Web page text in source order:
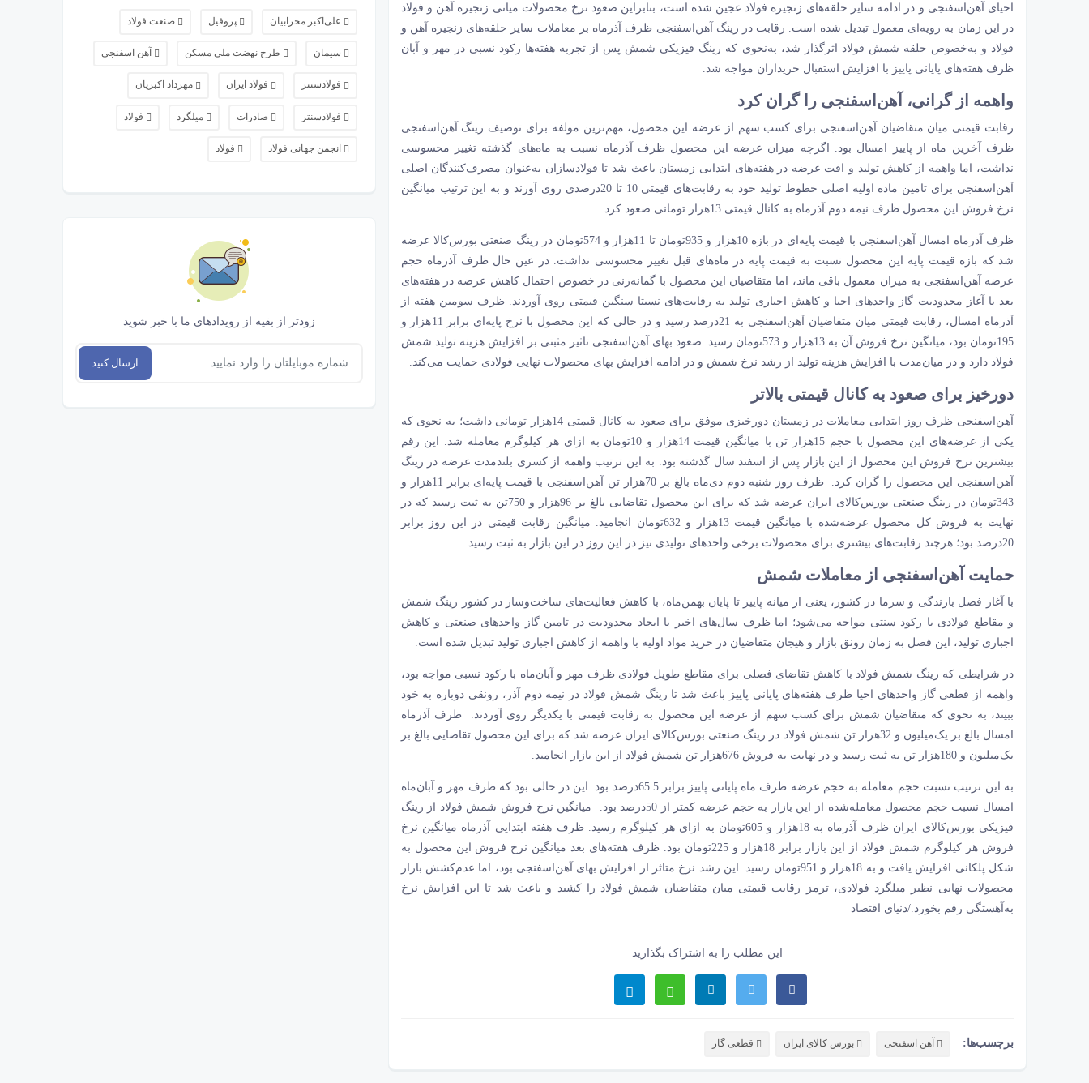
احیای آهن‌‌‌اسفنجی و در ادامه سایر حلقه‌‌‌های زنجیره فولاد عجین شده است، بنابراین صعود نرخ محصولات میانی زنجیره آهن و فولاد
در این زمان به رویه‌‌‌ای معمول تبدیل شده است. رقابت در رینگ آهن‌‌‌اسفنجی ظرف آذرماه بر معاملات سایر حلقه‌‌‌های زنجیره آهن و
فولاد و به‌خصوص حلقه شمش فولاد اثرگذار شد، به‌‌‌نحوی که رینگ فیزیکی شمش پس از تجربه هفته‌‌‌ها رکود نسبی در مهر و آبان
ظرف هفته‌‌‌های پایانی پاییز با افزایش استقبال خریداران مواجه شد.
واهمه از گرانی، آهن‌‌‌اسفنجی را گران کرد
رقابت قیمتی میان متقاضیان آهن‌‌‌اسفنجی برای کسب سهم از عرضه این محصول، مهم‌ترین مولفه برای توصیف رینگ آهن‌‌‌اسفنجی
ظرف آخرین ماه از پاییز امسال بود. اگرچه میزان عرضه این محصول ظرف آذرماه نسبت به ماه‌‌‌های گذشته تغییر محسوسی
نداشت، اما واهمه از کاهش تولید و افت عرضه در هفته‌‌‌های ابتدایی زمستان باعث شد تا فولادسازان به‌عنوان مصرف‌کنندگان اصلی
آهن‌‌‌اسفنجی برای تامین ماده اولیه اصلی خطوط تولید خود به رقابت‌‌‌های قیمتی 10 تا 20درصدی روی آورند و به این ترتیب میانگین
نرخ فروش این محصول ظرف نیمه دوم آذرماه به کانال قیمتی 13‌هزار تومانی صعود کرد.
ظرف آذرماه امسال آهن‌‌‌اسفنجی با قیمت پایه‌‌‌ای در بازه 10‌هزار و 935تومان تا 11‌هزار و 574تومان در رینگ صنعتی بورس‌کالا عرضه
شد که بازه قیمت پایه این محصول نسبت به قیمت پایه در ماه‌‌‌های قبل تغییر محسوسی نداشت. در عین حال ظرف آذرماه حجم
عرضه آهن‌‌‌اسفنجی به میزان معمول باقی ماند، اما متقاضیان این محصول با گمانه‌‌‌زنی در خصوص احتمال کاهش عرضه در هفته‌‌‌های
بعد با آغاز محدودیت گاز واحدهای احیا و کاهش اجباری تولید به رقابت‌‌‌های نسبتا سنگین قیمتی روی آوردند. ظرف سومین هفته از
آذرماه امسال، رقابت قیمتی میان متقاضیان آهن‌‌‌اسفنجی به 21‌درصد رسید و در حالی که این محصول با نرخ پایه‌‌‌ای برابر 11‌هزار و
195تومان بود، میانگین نرخ فروش آن به 13‌هزار و 573تومان رسید. صعود بهای آهن‌‌‌اسفنجی تاثیر مثبتی بر افزایش هزینه تولید شمش
فولاد دارد و در میان‌مدت با افزایش هزینه تولید از رشد نرخ شمش و در ادامه افزایش بهای محصولات نهایی فولادی حمایت می‌کند.
دورخیز برای صعود به کانال قیمتی بالاتر
آهن‌‌‌اسفنجی ظرف روز ابتدایی معاملات در زمستان دورخیزی موفق برای صعود به کانال قیمتی 14‌هزار تومانی داشت؛ به نحوی که
یکی از عرضه‌‌‌های این محصول با حجم 15‌هزار تن با میانگین قیمت 14‌هزار و 10تومان به ازای هر کیلوگرم معامله شد. این رقم
بیشترین نرخ فروش این محصول از این بازار پس از اسفند سال گذشته بود. به این ترتیب واهمه از کسری بلندمدت عرضه در رینگ
آهن‌‌‌اسفنجی این محصول را گران کرد. ظرف روز شنبه دوم دی‌ماه بالغ بر 70‌هزار تن آهن‌‌‌اسفنجی با قیمت پایه‌‌‌‌‌‌ای برابر 11‌هزار و
343تومان در رینگ صنعتی بورس‌کالای ایران عرضه شد که برای این محصول تقاضایی بالغ بر 96‌هزار و 750تن به ثبت رسید که در
نهایت به فروش کل محصول عرضه‌شده با میانگین قیمت 13‌هزار و 632تومان انجامید. میانگین رقابت قیمتی در این روز برابر
20‌درصد بود؛ هرچند رقابت‌‌‌های بیشتری برای محصولات برخی واحدهای تولیدی نیز در این روز در این بازار به ثبت رسید.
حمایت آهن‌‌‌اسفنجی از معاملات شمش
با آغاز فصل بارندگی و سرما در کشور، یعنی از میانه پاییز تا پایان بهمن‌ماه، با کاهش فعالیت‌‌‌های ساخت‌‌‌وساز در کشور رینگ شمش
و مقاطع فولادی با رکود سنتی مواجه می‌شود؛ اما ظرف سال‌های اخیر با ایجاد محدودیت در تامین گاز واحدهای صنعتی و کاهش
اجباری تولید، این فصل به زمان رونق بازار و هیجان متقاضیان در خرید مواد اولیه با واهمه از کاهش اجباری تولید تبدیل شده است.
در شرایطی که رینگ شمش فولاد با کاهش تقاضای فصلی برای مقاطع طویل فولادی ظرف مهر و آبان‌ماه با رکود نسبی مواجه بود،
واهمه از قطعی گاز
واحدهای احیا ظرف هفته‌‌‌های پایانی پاییز باعث شد تا رینگ شمش فولاد در نیمه دوم آذر، رونقی دوباره به خود
ببیند، به نحوی که متقاضیان شمش برای کسب سهم از عرضه این محصول به رقابت قیمتی با یکدیگر روی آوردند. ظرف آذرماه
امسال بالغ بر یک‌میلیون و 32‌هزار تن شمش فولاد در رینگ صنعتی بورس‌کالای ایران عرضه شد که برای این محصول تقاضایی بالغ بر
یک‌میلیون و 180‌هزار تن به ثبت رسید و در نهایت به فروش 676‌هزار تن شمش فولاد از این بازار انجامید.
به این ترتیب نسبت حجم معامله به حجم عرضه ظرف ماه پایانی پاییز برابر 65.5‌درصد بود. این در حالی بود که ظرف مهر و آبان‌ماه
امسال نسبت حجم محصول معامله‌شده از این بازار به حجم عرضه کمتر از 50‌درصد بود. میانگین نرخ فروش شمش فولاد از رینگ
فیزیکی بورس‌کالای ایران ظرف آذرماه به 18‌هزار و 605تومان به ازای هر کیلوگرم رسید. ظرف هفته ابتدایی آذرماه میانگین نرخ
فروش هر کیلوگرم شمش فولاد از این بازار برابر 18‌هزار و 225تومان بود. ظرف هفته‌‌‌های بعد میانگین نرخ فروش این محصول به
شکل پلکانی افزایش یافت و به 18‌هزار و 951تومان رسید. این رشد نرخ متاثر از افزایش بهای آهن‌‌‌اسفنجی بود، اما عدم‌کشش بازار
محصولات نهایی نظیر میلگرد فولادی، ترمز رقابت قیمتی میان متقاضیان شمش فولاد را کشید و باعث شد تا این افزایش نرخ
به‌آهستگی رقم بخورد./دنیای اقتصاد
این مطلب را به اشتراک بگذارید
برچسب‌ها: آهن‌‌‌ اسفنجی بورس کالای ایران قطعی گاز
علی‌اکبر محرابیان پروفیل صنعت فولاد
سیمان طرح نهضت ملی مسکن آهن اسفنجی
فولادسنتر فولاد ایران مهرداد اکبریان
فولادسنتر صادرات میلگرد فولاد
انجمن جهانی فولاد فولاد
زودتر از بقیه از رویدادهای ما با خبر شوید
ارسال کنید